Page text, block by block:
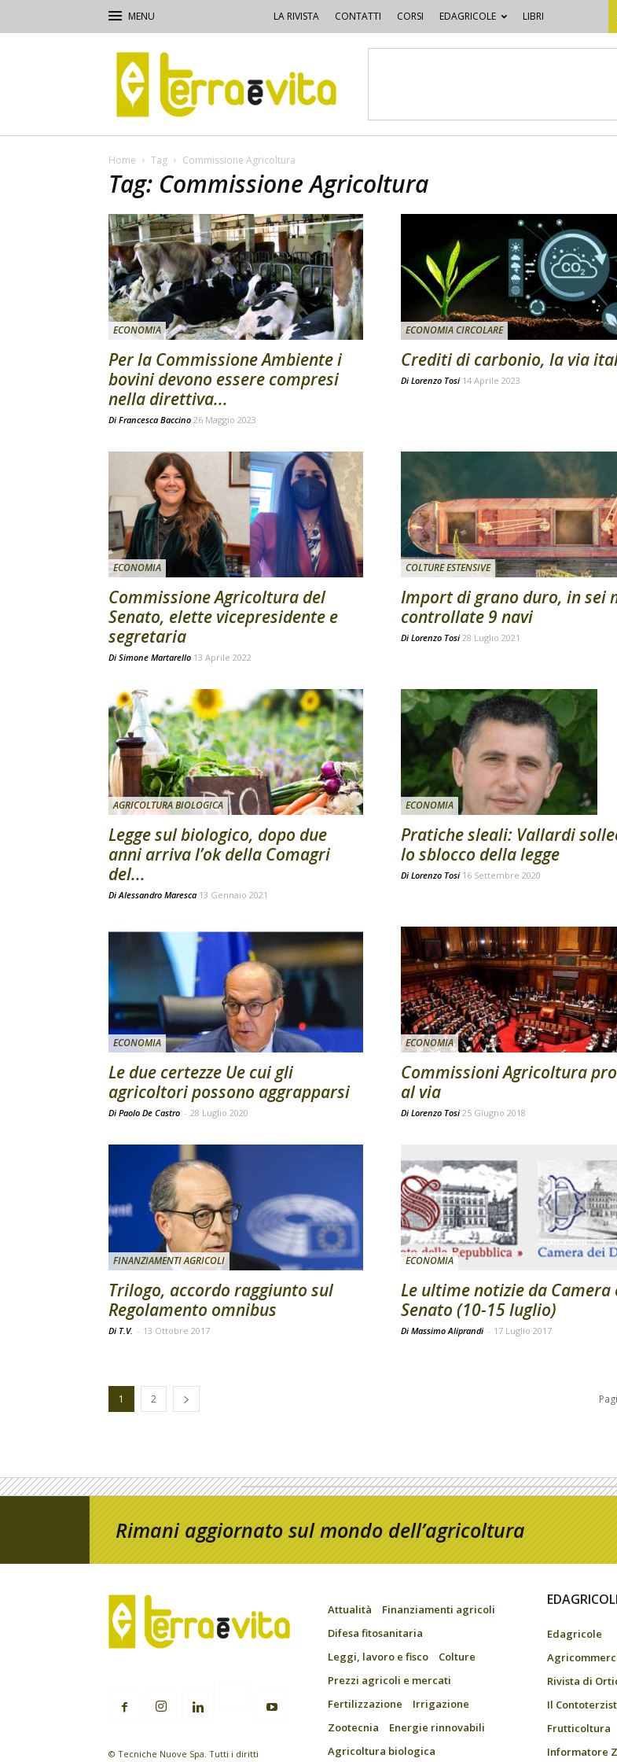
LA RIVISTA CONTATTI CORSI EDAGRICOLE LIBRI
Terra
e
Vita
Home Tag Commissione Agricoltura
Tag: Commissione Agricoltura
ECONOMIA
Per la Commissione Ambiente i
bovini devono essere compresi
nella direttiva...
Di Francesca Baccino 26 Maggio 2023
ECONOMIA CIRCOLARE
Crediti di carbonio, la via
Di Lorenzo Tosi 14 Aprile 2023
ECONOMIA
Commissione Agricoltura del
Senato, elette vicepresidente e
segretaria
Di Simone Martarello 13 Aprile 2022
COLTURE ESTENSIVE
Import di grano duro, in sei
controllate 9 navi
Di Lorenzo Tosi 28 Luglio 2021
AGRICOLTURA BIOLOGICA
Legge sul biologico, dopo due
anni arriva l’ok della Comagri
del...
DiAlessandro Maresca 13 Gennaio 2021
ECONOMIA
Pratiche sleali: Vallardi
lo sblocco della legge
Di Lorenzo Tosi 16 Settembre 2020
ECONOMIA
Le due certezze Ue cui gli
agricoltori possono aggrapparsi
Di Paolo De Castro - 28 Luglio 2020
ECONOMIA
Commissioni Agricoltura
al via
Di Lorenzo Tosi 25 Giugno 2018
FINANZIAMENTI AGRICOLI
Trilogo, accordo raggiunto sul
Regolamento omnibus
Di T.V. - 13 Ottobre 2017
ECONOMIA
Le ultime notizie da Camera
Senato (10-15 luglio)
Di Massimo Aliprandi - 17 Luglio 2017
1 2
Rimani aggiornato sul mondo dell’agricoltura
© Tecniche Nuove Spa. Tutti i diritti
Attualità
Finanziamenti agricoli
Difesa fitosanitaria
Leggi, lavoro e fisco
Colture
Prezzi agricoli e mercati
Fertilizzazione
Irrigazione
Zootecnia
Energie rinnovabili
Agricoltura biologica
Edagricole
Rivista di
Il
Frutticoltura
Informatore